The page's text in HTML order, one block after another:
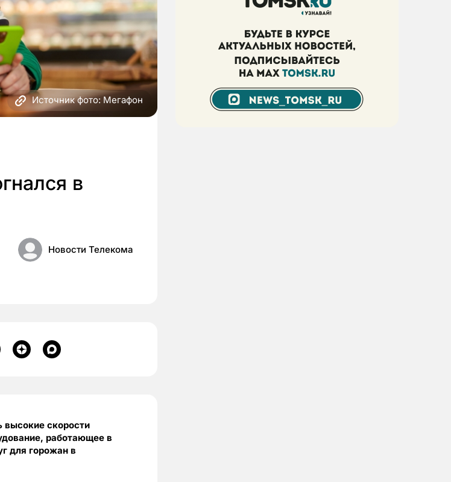
Источник фото: Мегафон
в
Новости Телекома
высокие скорости
работающее в
для горожан в